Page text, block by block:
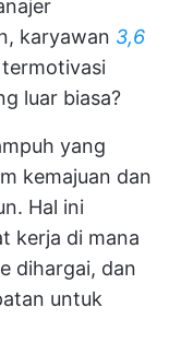
karyawan 3,6
luar biasa?
yang
kemajuan dan
Hal ini
kerja di mana
dihargai, dan
untuk